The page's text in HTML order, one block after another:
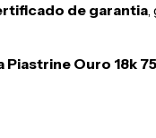
de garantia,
Piastrine Ouro 18k